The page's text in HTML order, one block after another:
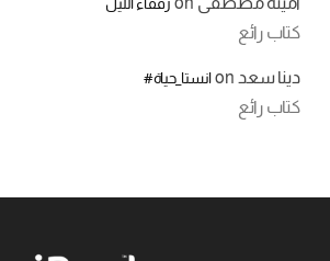
كتاب رائع
دينا سعد onانستا_حياة#
كتاب رائع